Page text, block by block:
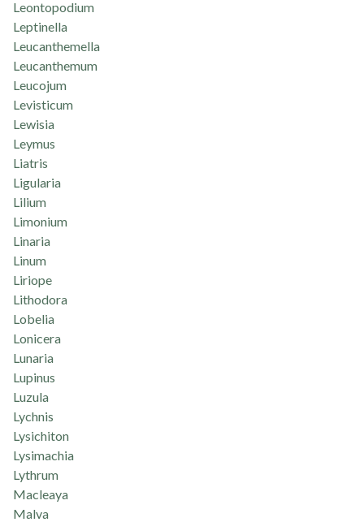
Leontopodium
Leptinella
Leucanthemella
Leucanthemum
Leucojum
Levisticum
Lewisia
Leymus
Liatris
Ligularia
Lilium
Limonium
Linaria
Linum
Liriope
Lithodora
Lobelia
Lonicera
Lunaria
Lupinus
Luzula
Lychnis
Lysichiton
Lysimachia
Lythrum
Macleaya
Malva